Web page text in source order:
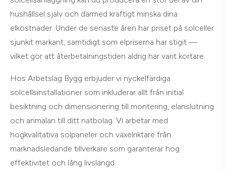
hushållsel själv och därmed kraftigt minska dina
elkostnader. Under de senaste åren har priset på solceller
sjunkit markant, samtidigt som elpriserna har stigit —
vilket gör att återbetalningstiden aldrig har varit kortare.
Hos Arbetslag Bygg erbjuder vi nyckelfärdiga
solcellsinstallationer som inkluderar allt från initial
besiktning och dimensionering till montering, elanslutning
och anmälan till ditt nätbolag. Vi arbetar med
högkvalitativa solpaneler och växelriktare från
marknadsledande tillverkare som garanterar hög
effektivitet och lång livslängd.